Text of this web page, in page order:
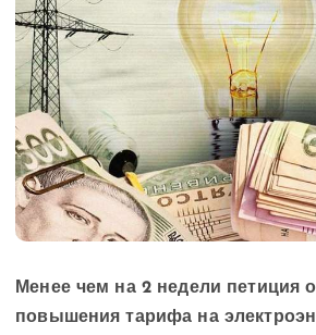
Менее чем на 2 недели петиция
повышения тарифа на